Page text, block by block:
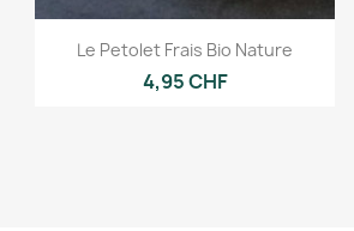
Aperçu rapide
Le Petolet Frais Bio Nature
4,95 CHF